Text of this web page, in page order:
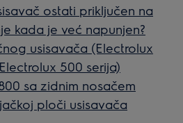
ostati priključen na
kada je već napunjen?
usisavača (Electrolux
500 serija)
sa zidnim nosačem
ploči usisavača